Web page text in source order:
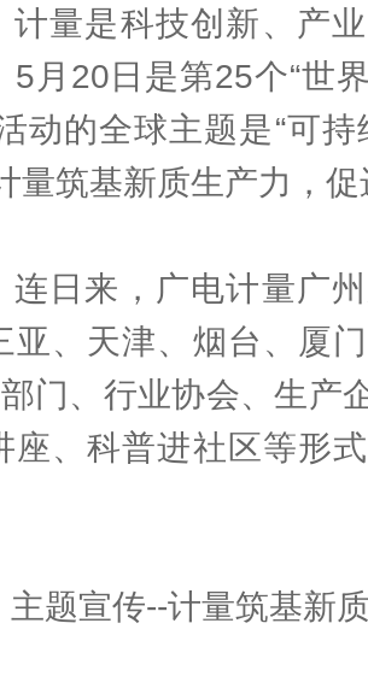
是科技创新、产业
5月20日是第25个“世
动的全球主题是“可
量筑基新质生产力，
来，广电计量广州
亚、天津、烟台、厦
门、行业协会、生产
座、科普进社区等形
宣传--计量筑基新